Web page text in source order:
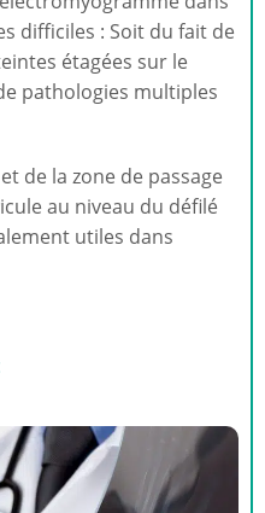
difficiles : Soit du fait de
étagées sur le
pathologies multiples
de la zone de passage
au niveau du défilé
utiles dans